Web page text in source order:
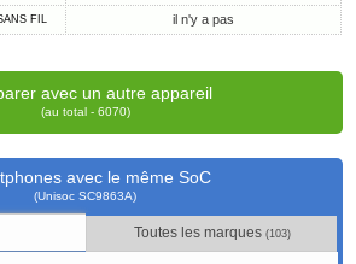
FIL il n'y a pas
avec un autre appareil
(au total - 6070)
avec le même SoC
(Unisoc SC9863A)
Toutes les marques (103)